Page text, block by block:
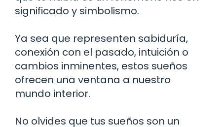
significado y simbolismo.
Ya sea que representen sabiduría,
conexión con el pasado, intuición o
cambios inminentes, estos sueños
ofrecen una ventana a nuestro
mundo interior.
No olvides que tus sueños son un